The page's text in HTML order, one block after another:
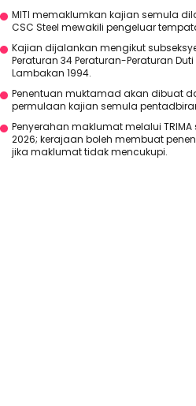
MITI memaklumkan kajian semula
CSC Steel mewakili pengeluar
Kajian dijalankan mengikut
Peraturan 34 Peraturan-Peraturan
Lambakan 1994.
Penentuan muktamad akan dibuat
permulaan kajian semula
Penyerahan maklumat melalui
2026; kerajaan boleh membuat
jika maklumat tidak mencukupi.